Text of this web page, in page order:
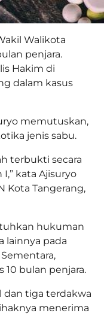
Walikota
penjara.
Hakim di
dalam kasus
memutuskan,
jenis sabu.
terbukti secara
kata Ajisuryo
Kota Tangerang,
hukuman
lainnya pada
bulan penjara.
dan tiga terdakwa
menerima